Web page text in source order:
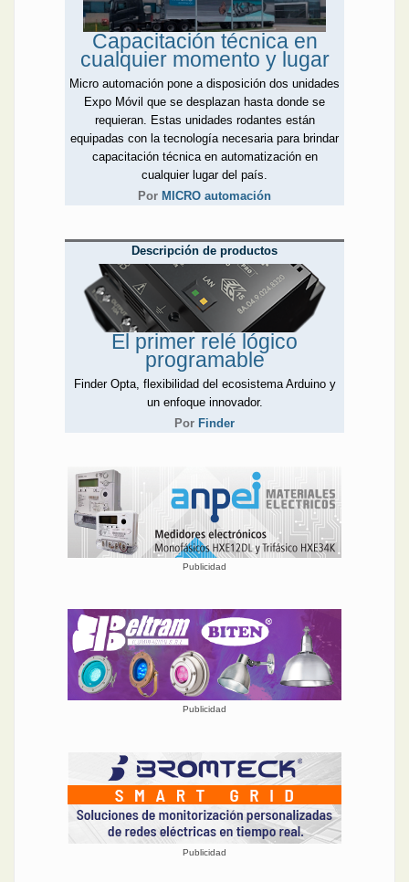
Capacitación técnica en
cualquier momento y lugar
Micro automación pone a disposición dos unidades
Expo Móvil que se desplazan hasta donde se
requieran. Estas unidades rodantes están
equipadas con la tecnología necesaria para brindar
capacitación técnica en automatización en
cualquier lugar del país.
Por MICRO automación
Descripción de productos
El primer relé lógico
programable
Finder Opta, flexibilidad del ecosistema Arduino y
un enfoque innovador.
Por Finder
Publicidad
Publicidad
Publicidad